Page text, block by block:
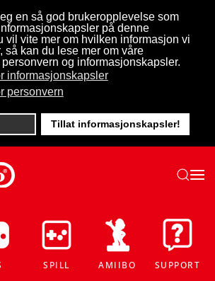
en så god brukeropplevelse som
på denne
vil vite mer om hvilken informasjon vi
så kan du lese mer om våre
og informasjonskapsler.
informasjonskapsler
personvern
Tillat informasjonskapsler!
SPILL AMIIBO SUPPORT